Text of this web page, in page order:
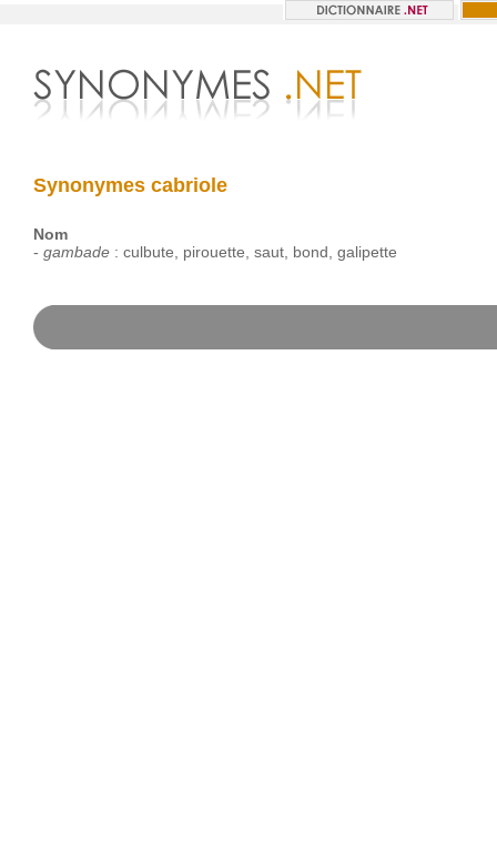
Synonymes cabriole
Nom
- gambade: culbute pirouette saut, bond galipette